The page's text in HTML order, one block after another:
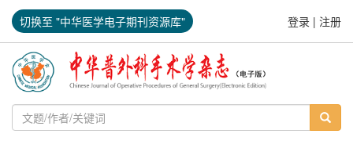
切换至 "中华医学电子期刊资源库" 登录 | 注册